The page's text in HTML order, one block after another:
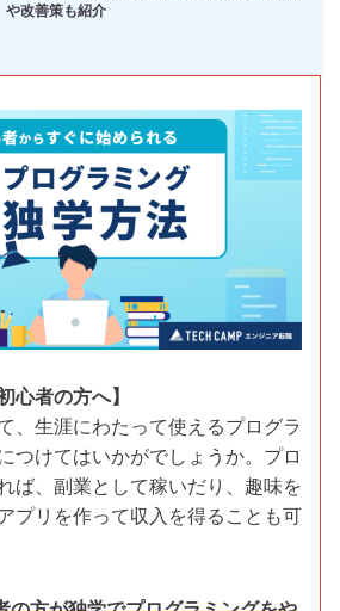
や改善策も紹介
心者の方へ】
、生涯にわたって使えるプログラ
つけてはいかがでしょうか。プロ
ば、副業として稼いだり、趣味を
プリを作って収入を得ることも可